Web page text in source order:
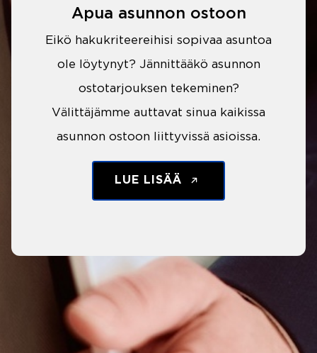
Apua asunnon ostoon
Eikö hakukriteereihisi sopivaa asuntoa
ole löytynyt? Jännittääkö asunnon
ostotarjouksen tekeminen?
Välittäjämme auttavat sinua kaikissa
asunnon ostoon liittyvissä asioissa.
LUE LISÄÄ